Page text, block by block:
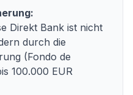
Direkt Bank ist nicht
durch die
(Fondo de
100.000 EUR